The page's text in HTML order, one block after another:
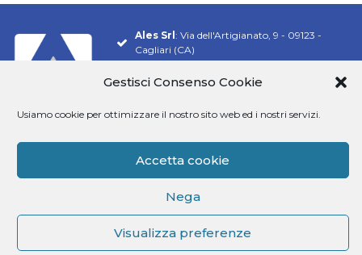
Gestisci Consenso Cookie
Usiamo cookie per ottimizzare il nostro sito web ed i nostri servizi.
Accetta cookie
Nega
Visualizza preferenze
Ales Srl : Via dell'Artigianato, 9 - 09123 -
Cagliari (CA)
Pec:alesconcorsi@legalmail.it
Siamo presenti su